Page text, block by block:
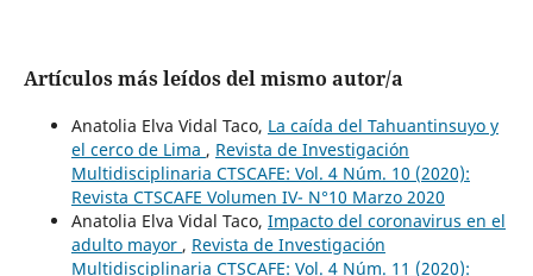
Artículos más leídos del mismo autor/a
Anatolia Elva Vidal Taco, La caída del Tahuantinsuyo y
el cerco de Lima , Revista de Investigación
Multidisciplinaria CTSCAFE: Vol. 4 Núm. 10 (2020):
Revista CTSCAFE Volumen IV- N°10 Marzo 2020
Anatolia Elva Vidal Taco, Impacto del coronavirus en el
adulto mayor , Revista de Investigación
Multidisciplinaria CTSCAFE: Vol. 4 Núm. 11 (2020):